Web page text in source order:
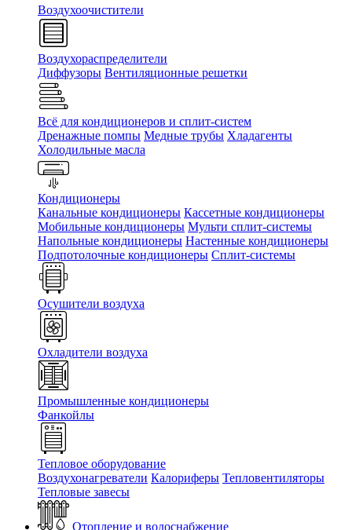
Воздухоочистители
Воздухораспределители
Диффузоры Вентиляционные решетки
Всё для кондиционеров и сплит-систем
Дренажные помпы Медные трубы Хладагенты
Холодильные масла
Кондиционеры
Канальные кондиционеры Кассетные кондиционеры
Мобильные кондиционеры Мульти сплит-системы
Напольные кондиционеры Настенные кондиционеры
Подпотолочные кондиционеры Сплит-системы
Осушители воздуха
Охладители воздуха
Промышленные кондиционеры
Фанкойлы
Тепловое оборудование
Воздухонагреватели Калориферы Тепловентиляторы
Тепловые завесы
Отопление и водоснабжение